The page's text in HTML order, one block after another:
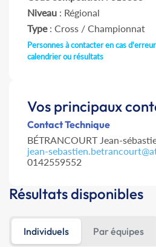
Niveau : Régional
Type: Cross / Championnat
Personnes à contacter en cas
calendrier ou résultats
Vos principaux
Contact Technique
BÉTRANCOURT Jean-
jean-
0142559552
Résultats disponibles
Individuels Par équipes